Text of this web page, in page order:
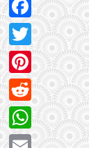
Facebook
Twitter
Pinterest
Reddit
WhatsApp